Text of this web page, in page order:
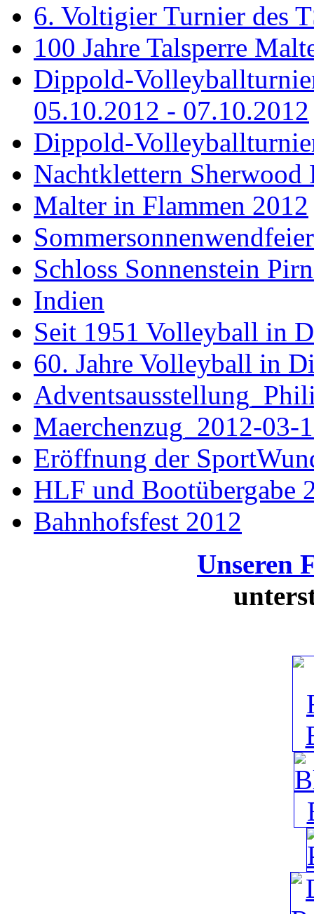
6. Voltigier Turnier des
100 Jahre Talsperre
Dippold-
05.10.2012 - 07.10.2012
Dippold-
Nachtklettern Sherwood
Malter in Flammen 2012
Schloss Sonnenstein
Indien
Seit 1951 Volleyball in
60. Jahre Volleyball in
Maerchenzug_2012-03-
Eröffnung der
HLF und Bootübergabe
Bahnhofsfest 2012
Unseren